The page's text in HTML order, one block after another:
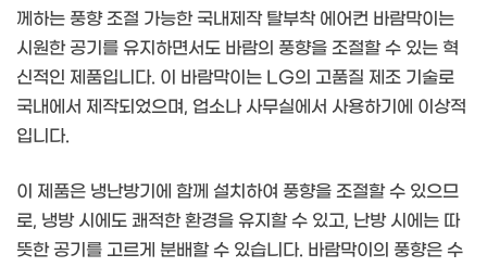
께하는 풍향 조절 가능한 국내제작 탈부착 에어컨 바람막이는
시원한 공기를 유지하면서도 바람의 풍향을 조절할 수 있는 혁
신적인 제품입니다. 이 바람막이는 LG의 고품질 제조 기술로
국내에서 제작되었으며, 업소나 사무실에서 사용하기에 이상적
입니다.
이 제품은 냉난방기에 함께 설치하여 풍향을 조절할 수 있으므
로, 냉방 시에도 쾌적한 환경을 유지할 수 있고, 난방 시에는 따
뜻한 공기를 고르게 분배할 수 있습니다. 바람막이의 풍향은 수